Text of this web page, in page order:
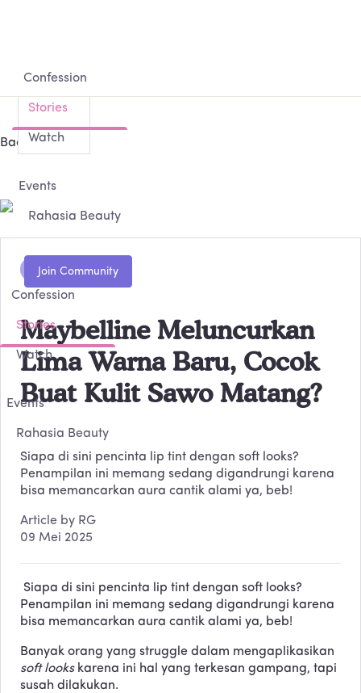
Confession
Stories
Watch
Events
Rahasia Beauty
Confession
Stories
Watch
Events
Rahasia Beauty
Back
Berita
Maybelline Meluncurkan
Lima Warna Baru, Cocok
Buat Kulit Sawo Matang?
Siapa di sini pencinta lip tint dengan soft looks?
Penampilan ini memang sedang digandrungi karena
bisa memancarkan aura cantik alami ya, beb!
Article by RG
09 Mei 2025
Siapa di sini pencinta lip tint dengan soft looks?
Penampilan ini memang sedang digandrungi karena
bisa memancarkan aura cantik alami ya, beb!
Banyak orang yang struggle dalam mengaplikasikan
soft lookskarena ini hal yang terkesan gampang, tapi
susah dilakukan.